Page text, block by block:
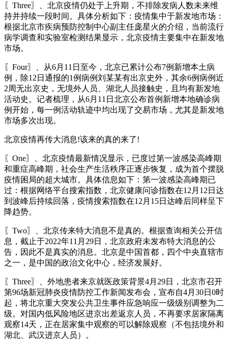
〖Three〗、北京疫情仍处于上升期，不排除发病人数未来维
持并持续一段时间。具体分析如下：疫情集中于新发地市场：
根据北京市疾病预防控制中心副主任庞星火的介绍，当前流行
病学调查和实验室检测结果显示，北京疫情主要集中在新发地
市场。
〖Four〗、从6月11日至今，北京已累计公布7例新增本土病
例，除12日通报的1例病例刘某某有出京史外，其余6例病例近
2周无出京史，无境外人员、湖北人员接触史，且均有新发地
活动史。记者梳理，从6月11日北京公布首例新增本地确诊病
例开始，每一例活动轨迹中均出现了交易市场，尤其是新发地
市场多次出现。
北京疫情再传大消息!该来的真的来了!
〖One〗、北京疫情最新情况显示，已度过第一波感染高峰期
和重症高峰期，社会生产生活秩序正逐步恢复，成为首个摆脱
疫情困局的超大城市。具体信息如下：第一波感染高峰期已
过：根据网络平台搜索指数，北京健康问诊指数在12月12日达
到波峰后持续回落，疫情搜索指数在12月15日达峰后同样呈下
降趋势。
〖Two〗、北京传来特大消息不是真的。根据查询相关公开信
息，截止于2022年11月29日，北京政府未发布特大消息的公
告，因此不是真实的消息。北京是中国首都，四个中央直辖市
之一，是中国的政治文化中心，经济发展好。
〖Three〗、外地患者来京就医政策背景4月29日，北京市召开
第96场新冠肺炎疫情防控工作新闻发布会，宣布自4月30日0时
起，将北京重大突发公共卫生事件应急响应一级级别调整为二
级。对国内低风险地区进京出差返京人员，不再要求居家隔离
观察14天，正在居家集中观察的可以解除观察（不包括境外和
湖北、武汉进京人员）。